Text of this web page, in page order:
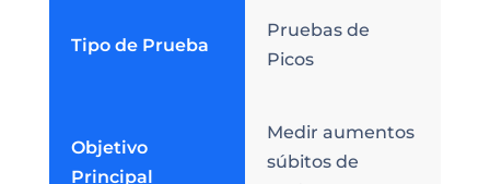
Tipo de Prueba
Pruebas de
Picos
Objetivo
Principal
Medir aumentos
súbitos de